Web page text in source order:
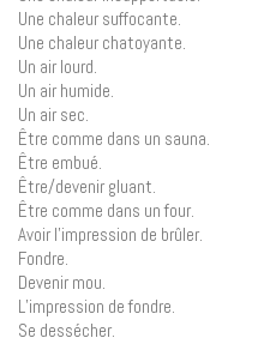
Une chaleur suffocante.
Une chaleur chatoyante.
Un air lourd.
Un air humide.
Un air sec.
Être comme dans un sauna.
Être embué.
Être/devenir gluant.
Être comme dans un four.
Avoir l’impression de brûler.
Fondre.
Devenir mou.
L’impression de fondre.
Se dessécher.